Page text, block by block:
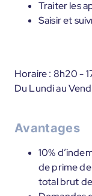
Traiter les
Saisir et
Horaire : 8h20 -
Du Lundi au
Avantages
10%
de prime
total brut